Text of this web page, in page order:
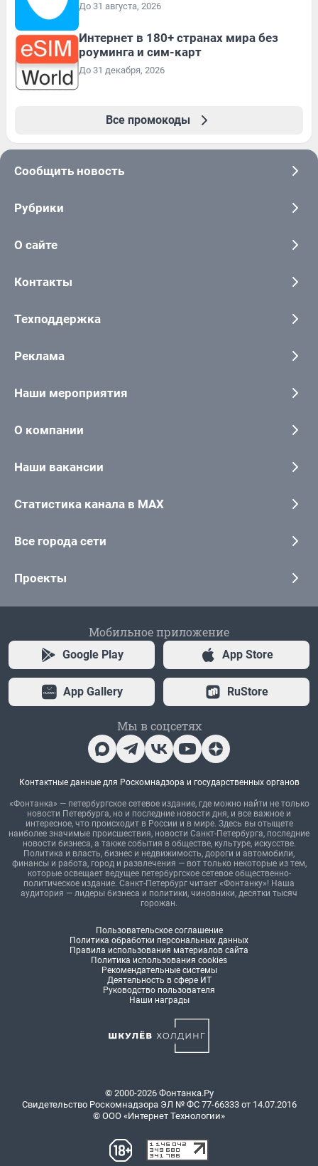
До 31 августа, 2026
Интернет в 180+ странах мира без
роуминга и сим-карт
До 31 декабря, 2026
Все промокоды
Сообщить новость
Рубрики
О сайте
Контакты
Техподдержка
Реклама
Наши мероприятия
О компании
Наши вакансии
Статистика канала в MAX
Все города сети
Проекты
Мобильное приложение
Google Play App Store
App Gallery RuStore
Мы в соцсетях
Контактные данные для Роскомнадзора и государственных органов
«Фонтанка» — петербургское сетевое издание, где можно найти не только
новости Петербурга, но и последние новости дня, и все важное и
интересное, что происходит в России и в мире. Здесь вы отыщете
наиболее значимые происшествия, новости Санкт-Петербурга, последние
новости бизнеса, а также события в обществе, культуре, искусстве.
Политика и власть, бизнес и недвижимость, дороги и автомобили,
финансы и работа, город и развлечения — вот только некоторые из тем,
которые освещает ведущее петербургское сетевое общественно-
политическое издание. Санкт-Петербург читает «Фонтанку»! Наша
аудитория — лидеры бизнеса и политики, чиновники, десятки тысяч
горожан.
Пользовательское соглашение
Политика обработки персональных данных
Правила использования материалов сайта
Политика использования cookies
Рекомендательные системы
Деятельность в сфере ИТ
Руководство пользователя
Наши награды
© 2000-2026 Фонтанка.Ру
Свидетельство Роскомнадзора ЭЛ № ФС 77-66333 от 14.07.2016
© ООО «Интернет Технологии»